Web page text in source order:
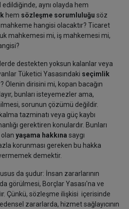
aynı olayda hem
hem sözleşme sorumluluğu söz
hangisi olacaktır? Ticaret
mahkemesi mi, iş mahkemesi mi,
destekten yoksun kalanlar veya
Tüketici Yasasındaki seçimlik
Ölenin dirisini mi, kopan bacağın
bunları isteyemezler ama,
sorunun çözümü değildir.
tazminatı veya güç kaybı
gerektiren konulardır. Bunları
yaşama hakkına saygı
korunması gereken bu hakka
demektir.
da şudur: İnsan zararlarının
görülmesi, Borçlar Yasası'na ve
Çünkü, sözleşme ilişkisi içerisinde
zararlarda, hizmet sağlayıcının